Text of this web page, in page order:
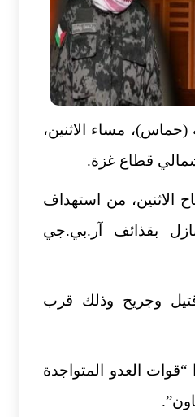
(حماس)، مساء الاثنين،
قطاع غزة.
الاثنين، من استهداف
بقذائف آر.بي.جي
قتيل وجريح وذلك قرب
العدو المتواجدة